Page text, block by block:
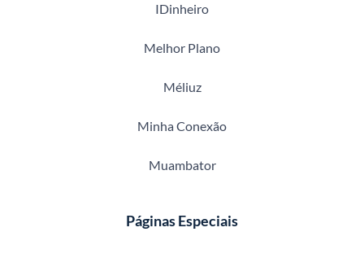
IDinheiro
Melhor Plano
Méliuz
Minha Conexão
Muambator
Páginas Especiais